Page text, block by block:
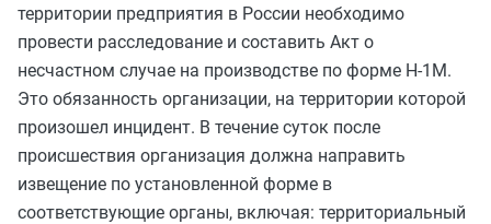
территории предприятия в России необходимо
провести расследование и составить Акт о
несчастном случае на производстве по форме Н-1М.
Это обязанность организации, на территории которой
произошел инцидент. В течение суток после
происшествия организация должна направить
извещение по установленной форме в
соответствующие органы, включая: территориальный